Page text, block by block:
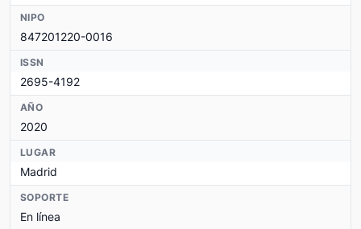
NIPO
847201220-0016
ISSN
2695-4192
AÑO
2020
LUGAR
Madrid
SOPORTE
En línea